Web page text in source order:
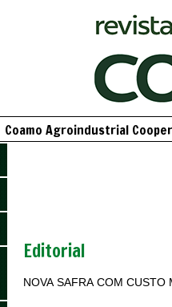
Coamo Agroindustrial
Editorial
NOVA SAFRA COM CUSTO